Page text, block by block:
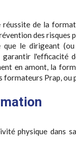
réussite de la
des risques
que le dirigeant
l'efficacité
en amont, la
Prap, ou
physique dans